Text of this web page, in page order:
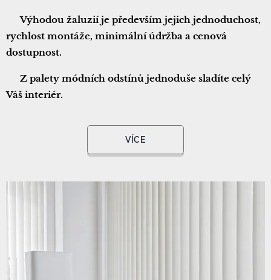
▪Výhodou žaluzií je především jejich jednoduchost,
rychlost montáže, minimální údržba a cenová
dostupnost.
Z palety módních odstínů jednoduše sladíte celý
Váš interiér.
VÍCE